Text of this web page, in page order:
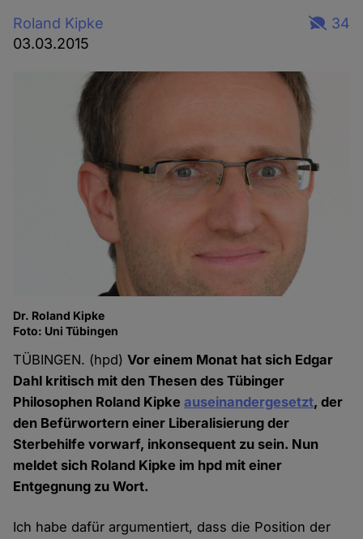
Roland Kipke
03.03.2015
34
Dr. Roland Kipke
Foto: Uni Tübingen
TÜBINGEN. (hpd)Vor einem Monat hat sich Edgar
Dahl kritisch mit den Thesen des Tübinger
Philosophen Roland Kipkeauseinandergesetzt, der
den Befürwortern einer Liberalisierung der
Sterbehilfe vorwarf, inkonsequent zu sein. Nun
meldet sich Roland Kipke im hpd mit einer
Entgegnung zu Wort.
Ich habe dafür argumentiert, dass die Position der